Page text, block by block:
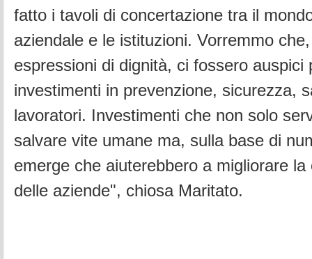
fatto i tavoli di concertazione tra il
aziendale e le istituzioni. Vorremmo
espressioni di dignità, ci fossero auspici
investimenti in prevenzione, sicurezza,
lavoratori. Investimenti che non solo
salvare vite umane ma, sulla base di
emerge che aiuterebbero a migliorare la
delle aziende", chiosa Maritato.